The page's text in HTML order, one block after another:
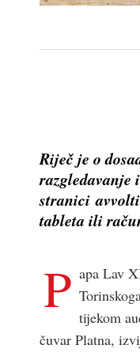
Riječ je o
razgledavanje
stranici
tableta ili
P apa Lav
tijekom
čuvar Platna,